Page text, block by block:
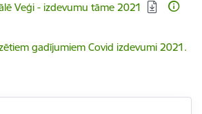
Veģi - izdevumu tāme 2021
gadījumiem Covid izdevumi 2021.